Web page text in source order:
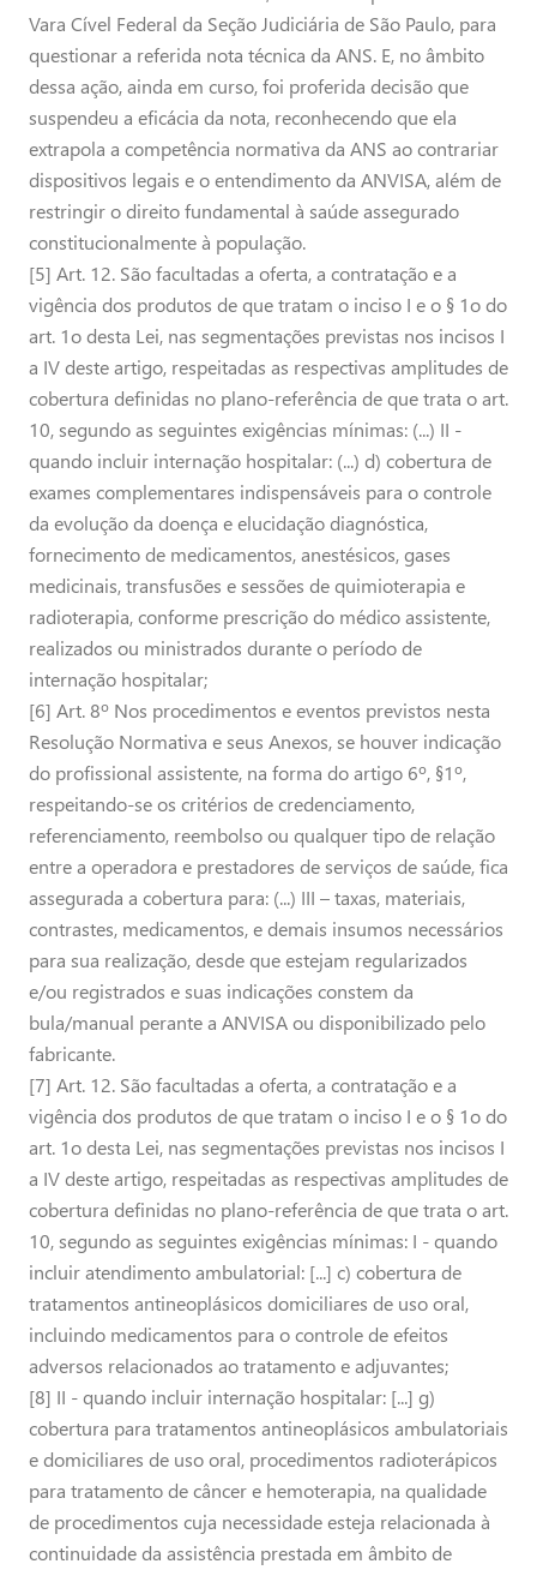
Vara Cível Federal da Seção Judiciária de São Paulo, para
questionar a referida nota técnica da ANS. E, no âmbito
dessa ação, ainda em curso, foi proferida decisão que
suspendeu a eficácia da nota, reconhecendo que ela
extrapola a competência normativa da ANS ao contrariar
dispositivos legais e o entendimento da ANVISA, além de
restringir o direito fundamental à saúde assegurado
constitucionalmente à população.
[5] Art. 12. São facultadas a oferta, a contratação e a
vigência dos produtos de que tratam o inciso I e o § 1o do
art. 1o desta Lei, nas segmentações previstas nos incisos I
a IV deste artigo, respeitadas as respectivas amplitudes de
cobertura definidas no plano-referência de que trata o art.
10, segundo as seguintes exigências mínimas: (...) II -
quando incluir internação hospitalar: (...) d) cobertura de
exames complementares indispensáveis para o controle
da evolução da doença e elucidação diagnóstica,
fornecimento de medicamentos, anestésicos, gases
medicinais, transfusões e sessões de quimioterapia e
radioterapia, conforme prescrição do médico assistente,
realizados ou ministrados durante o período de
internação hospitalar;
[6] Art. 8º Nos procedimentos e eventos previstos nesta
Resolução Normativa e seus Anexos, se houver indicação
do profissional assistente, na forma do artigo 6º, §1º,
respeitando-se os critérios de credenciamento,
referenciamento, reembolso ou qualquer tipo de relação
entre a operadora e prestadores de serviços de saúde, fica
assegurada a cobertura para: (...) III – taxas, materiais,
contrastes, medicamentos, e demais insumos necessários
para sua realização, desde que estejam regularizados
e/ou registrados e suas indicações constem da
bula/manual perante a ANVISA ou disponibilizado pelo
fabricante.
[7] Art. 12. São facultadas a oferta, a contratação e a
vigência dos produtos de que tratam o inciso I e o § 1o do
art. 1o desta Lei, nas segmentações previstas nos incisos I
a IV deste artigo, respeitadas as respectivas amplitudes de
cobertura definidas no plano-referência de que trata o art.
10, segundo as seguintes exigências mínimas: I - quando
incluir atendimento ambulatorial: [...] c) cobertura de
tratamentos antineoplásicos domiciliares de uso oral,
incluindo medicamentos para o controle de efeitos
adversos relacionados ao tratamento e adjuvantes;
[8] II - quando incluir internação hospitalar: [...] g)
cobertura para tratamentos antineoplásicos ambulatoriais
e domiciliares de uso oral, procedimentos radioterápicos
para tratamento de câncer e hemoterapia, na qualidade
de procedimentos cuja necessidade esteja relacionada à
continuidade da assistência prestada em âmbito de